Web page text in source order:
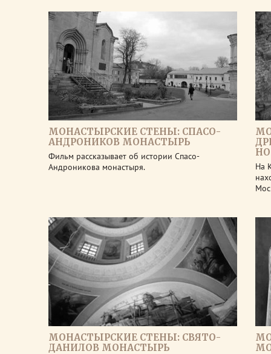
МОНАСТЫРСКИЕ СТЕНЫ: СПАСО-
АНДРОНИКОВ МОНАСТЫРЬ
Фильм рассказывает об истории Спасо-
Андроникова монастыря.
На
МОНАСТЫРСКИЕ СТЕНЫ: СВЯТО-
ДАНИЛОВ МОНАСТЫРЬ